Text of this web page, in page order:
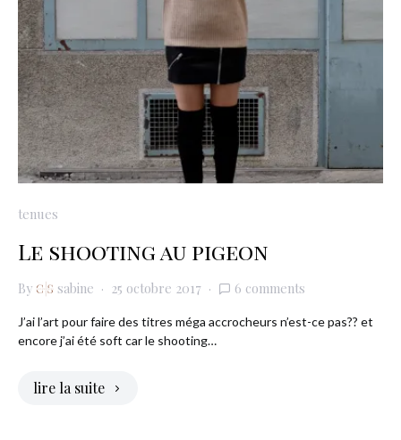
tenues
Le shooting au pigeon
By sabine 25 octobre 2017 6 comments
J’ai l’art pour faire des titres méga accrocheurs n’est-ce pas?? et
encore j’ai été soft car le shooting…
lire la suite